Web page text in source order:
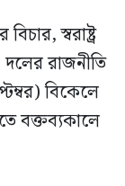
স্বরাষ্ট্র
দলের রাজনীতি
বিকেলে
বক্তব্যকালে